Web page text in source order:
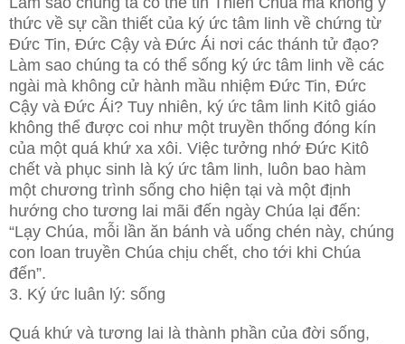
thức về sự cần thiết của ký ức tâm linh về chứng từ
Đức Tin, Đức Cậy và Đức Ái nơi các thánh tử đạo?
Làm sao chúng ta có thể sống ký ức tâm linh về các
ngài mà không cử hành mầu nhiệm Đức Tin, Đức
Cậy và Đức Ái? Tuy nhiên, ký ức tâm linh Kitô giáo
không thể được coi như một truyền thống đóng kín
của một quá khứ xa xôi. Việc tưởng nhớ Đức Kitô
chết và phục sinh là ký ức tâm linh, luôn bao hàm
một chương trình sống cho hiện tại và một định
hướng cho tương lai mãi đến ngày Chúa lại đến:
“Lạy Chúa, mỗi lần ăn bánh và uống chén này, chúng
con loan truyền Chúa chịu chết, cho tới khi Chúa
đến”.
3. Ký ức luân lý: sống
Quá khứ và tương lai là thành phần của đời sống,